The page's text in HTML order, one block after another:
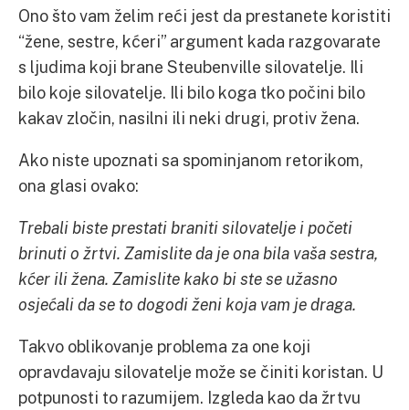
Ono što vam želim reći jest da prestanete koristiti
“žene, sestre, kćeri” argument kada razgovarate
s ljudima koji brane Steubenville silovatelje. Ili
bilo koje silovatelje. Ili bilo koga tko počini bilo
kakav zločin, nasilni ili neki drugi, protiv žena.
Ako niste upoznati sa spominjanom retorikom,
ona glasi ovako:
Trebali biste prestati braniti silovatelje i početi
brinuti o žrtvi. Zamislite da je ona bila vaša sestra,
kćer ili žena. Zamislite kako bi ste se užasno
osjećali da se to dogodi ženi koja vam je draga.
Takvo oblikovanje problema za one koji
opravdavaju silovatelje može se činiti koristan. U
potpunosti to razumijem. Izgleda kao da žrtvu